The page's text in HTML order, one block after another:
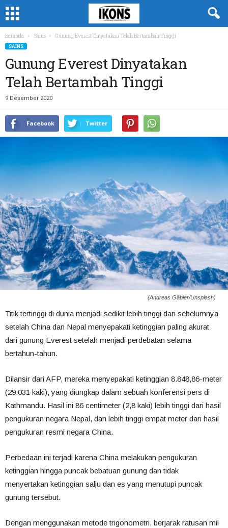
Beranda Sains Gunung Everest Dinyatakan Telah Bertambah Tinggi
SAINS
Gunung Everest Dinyatakan
Telah Bertambah Tinggi
9 Desember 2020
Facebook Twitter
(Andreas Gäbler/Unsplash)
Titik tertinggi di dunia menjadi sedikit lebih tinggi dari sebelumnya
setelah China dan Nepal menyepakati ketinggian paling akurat
dari gunung Everest setelah menjadi perdebatan selama
bertahun-tahun.
Dilansir dari AFP, mereka menyepakati ketinggian 8.848,86-meter
(29.031 kaki), yang diungkap dalam sebuah konferensi pers di
Kathmandu. Hasil ini 86 centimeter (2,8 kaki) lebih tinggi dari hasil
pengukuran negara Nepal, dan lebih tinggi empat meter dari hasil
pengukuran resmi negara China.
Perbedaan ini terjadi karena China melakukan pengukuran
ketinggian hingga puncak bebatuan gunung dan tidak
menyertakan ketinggian salju dan es yang menutupi puncak
gunung tersebut.
Dengan menggunakan metode trigonometri, berjarak ratusan mil